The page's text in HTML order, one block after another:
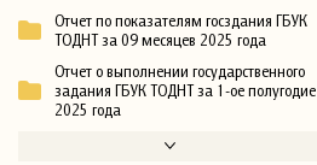
Отчет по показателям госздания ГБУК
ТОДНТ за 09 месяцев 2025 года
Отчет о выполнении государственного
задания ГБУК ТОДНТ за 1-ое полугодие
2025 года